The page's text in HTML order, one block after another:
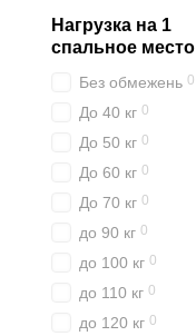
Нагрузка на 1
спальное место
Без обмежень 0
До 40 кг 0
До 50 кг 0
До 60 кг 0
До 70 кг 0
до 90 кг 0
до 100 кг 0
до 110 кг 0
до 120 кг 0